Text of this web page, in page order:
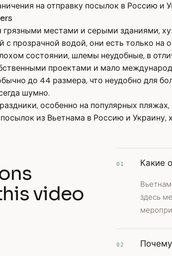
на отправку посылок в Россию и
грязными местами и серыми зданиями,
прозрачной водой, они есть только на
состоянии, шлемы неудобные, в
проектами и мало
до 44 размера, что неудобно для
шумно.
особенно на популярных
из Вьетнама в Россию и Украину,
video
01 Какие
здесь
02